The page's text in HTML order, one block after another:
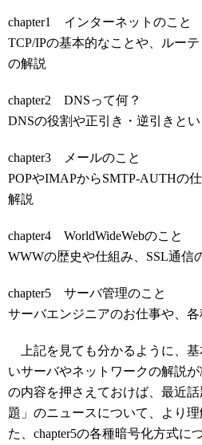
chapter1 インターネットのこと
TCP/IPの基本的なことや、ルー
の解説
chapter2 DNSって何？
DNSの役割や正引き・逆引きと
chapter3 メールのこと
POPやIMAPからSMTP-AUTHの
解説
chapter4 WorldWideWebのこと
WWWの歴史や仕組み、SSL通信
chapter5 サーバ管理のこと
サーバエンジニアのお仕事や、
上記を見ても分かるように、基
いサーバやネットワークの解説が
の内容を押さえておけば、最近
題」のニュースについて、より
た、chapter5の各種暗号化方式に